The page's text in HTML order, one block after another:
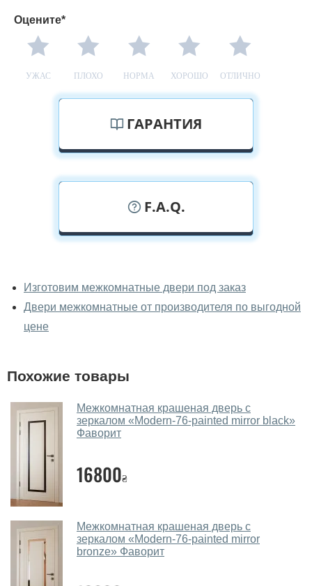
Оцените*
УЖАС ПЛОХО НОРМА ХОРОШО ОТЛИЧНО
ГАРАНТИЯ
F.A.Q.
межкомнатные двери фаворит
вживую?
Да, можно посмотреть межкомнатные двери фаворит
дверей.
Помогаете ли вы выбрать
межкомнатные двери фаворит?
Да. Мы консультируем покупателей
через мессенджеры, онлайн чат или непосредственно
Какие основные особенности и
преимущества ваших межкомнатных
Изготовим межкомнатные двери под заказ
Двери межкомнатные от производителя по выгодной
цене
Похожие товары
Межкомнатная крашеная дверь с
зеркалом «Modern-76-painted mirror black»
Фаворит
16800₴
Межкомнатная крашеная дверь с
зеркалом «Modern-76-painted mirror
bronze» Фаворит